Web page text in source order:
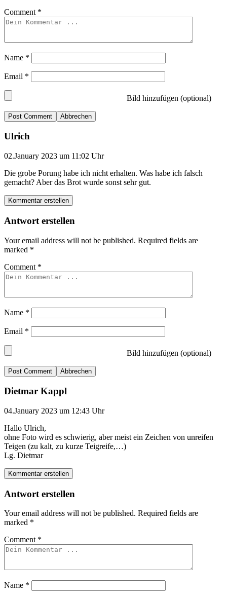
Comment *
Name *
Email *
Bild hinzufügen (optional)
Abbrechen
Ulrich
02.January 2023 um 11:02 Uhr
Die grobe Porung habe ich nicht erhalten. Was habe ich falsch
gemacht? Aber das Brot wurde sonst sehr gut.
Kommentar erstellen
Antwort erstellen
Your email address will not be published. Required fields are
marked *
Comment *
Name *
Email *
Bild hinzufügen (optional)
Abbrechen
Dietmar Kappl
04.January 2023 um 12:43 Uhr
Hallo Ulrich,
ohne Foto wird es schwierig, aber meist ein Zeichen von unreifen
Teigen (zu kalt, zu kurze Teigreife,…)
Lg. Dietmar
Kommentar erstellen
Antwort erstellen
Your email address will not be published. Required fields are
marked *
Comment *
Name *